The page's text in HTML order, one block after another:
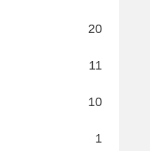
20
11
10
1